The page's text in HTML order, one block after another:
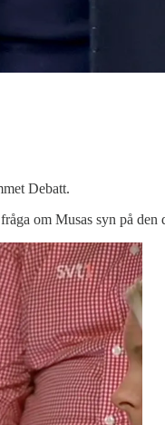
Debatt.
om Musas syn på